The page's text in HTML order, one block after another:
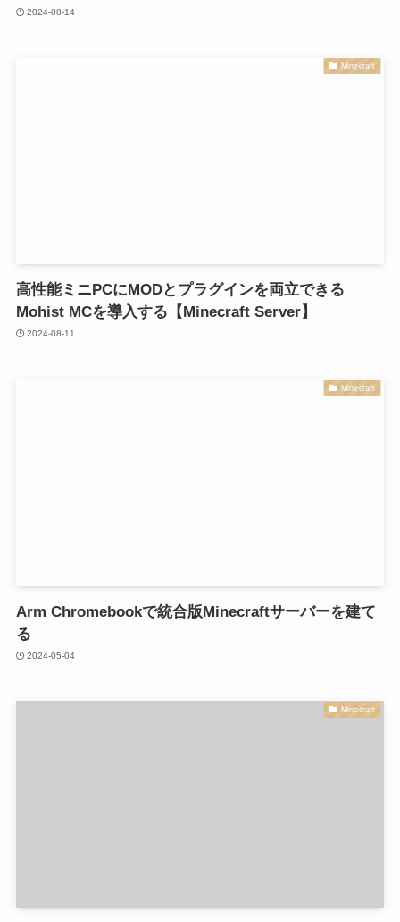
2024-08-14
Minecraft
高性能ミニPCにMODとプラグインを両立できる
Mohist MCを導入する【Minecraft Server】
2024-08-11
Minecraft
Arm Chromebookで統合版Minecraftサーバーを建て
る
2024-05-04
Minecraft